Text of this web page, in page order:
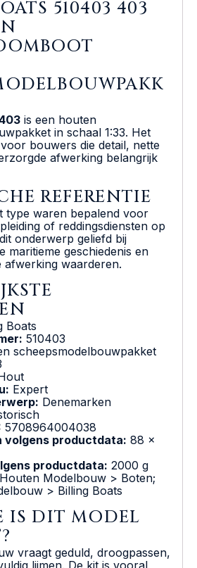
510403 403
is een houten
in schaal 1:33. Het
bouwers die detail, nette
afwerking belangrijk
REFERENTIE
type waren bepalend voor
of reddingsdiensten op
onderwerp geliefd bij
maritieme geschiedenis en
waarderen.
Boats
510403
scheepsmodelbouwpakket
Expert
Denemarken
5708964004038
volgens productdata: 88 x
productdata: 2000 g
Houten Modelbouw > Boten;
> Billing Boats
IS DIT MODEL
vraagt geduld, droogpassen,
lijmen. De kit is vooral